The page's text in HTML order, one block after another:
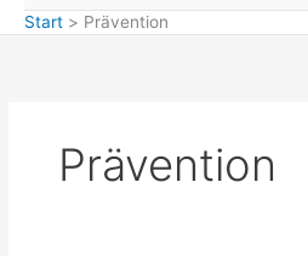
Start
Prävention
Prävention